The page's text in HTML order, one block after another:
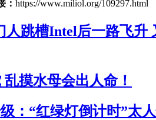
： https://www.miliol.org/109297.html
人跳槽Intel后一路飞升
摸水母会出人命！
：“红绿灯倒计时”太